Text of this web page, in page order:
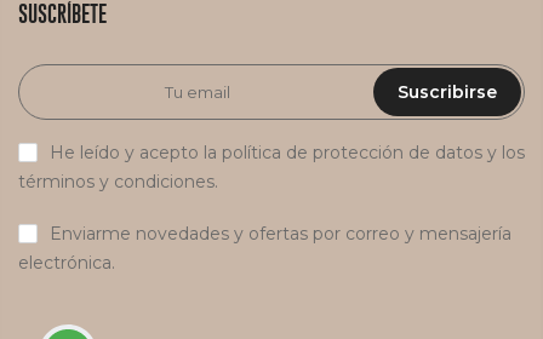
SUSCRÍBETE
Suscribirse
He leído y acepto la política de protección de datos y los
términos y condiciones.
Enviarme novedades y ofertas por correo y mensajería
electrónica.